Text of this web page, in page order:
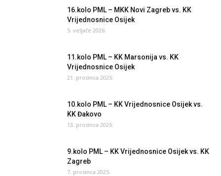
16.kolo PML – MKK Novi Zagreb vs. KK
Vrijednosnice Osijek
5. veljače 2026.
11.kolo PML – KK Marsonija vs. KK
Vrijednosnice Osijek
21. prosinca 2025.
10.kolo PML – KK Vrijednosnice Osijek vs.
KK Đakovo
13. prosinca 2025.
9.kolo PML – KK Vrijednosnice Osijek vs. KK
Zagreb
7. prosinca 2025.